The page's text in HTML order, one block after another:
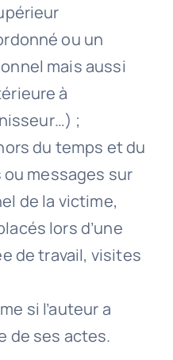
ou un
mais aussi
à
;
du temps et du
messages sur
de la victime,
lors d’une
de travail, visites
si l’auteur a
de ses actes.